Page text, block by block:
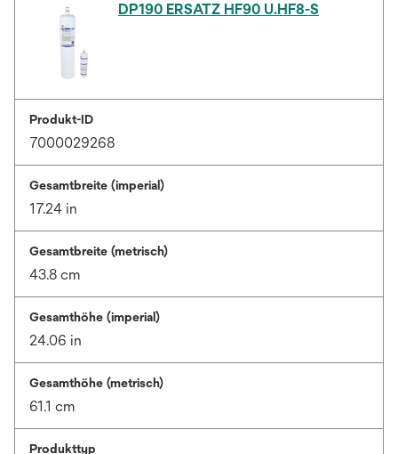
DP190 ERSATZ HF90 U.HF8-S
Produkt-ID
7000029268
Gesamtbreite (imperial)
17.24 in
Gesamtbreite (metrisch)
43.8 cm
Gesamthöhe (imperial)
24.06 in
Gesamthöhe (metrisch)
61.1 cm
Produkttyp